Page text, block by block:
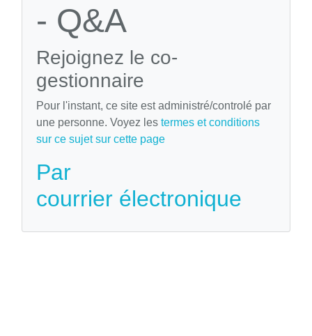
- Q&A
Rejoignez le co-
gestionnaire
Pour l'instant, ce site est administré/controlé par
une personne. Voyez les termes et conditions
sur ce sujet sur cette page
Par
courrier électronique